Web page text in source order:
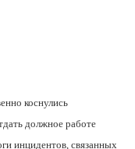
коснулись
должное работе
инцидентов, связанных